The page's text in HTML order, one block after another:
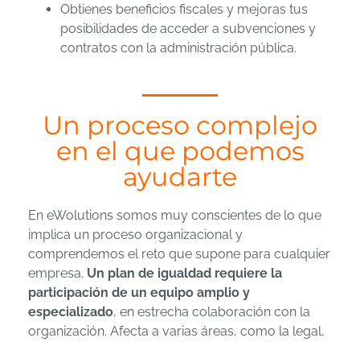
Obtienes beneficios fiscales y mejoras tus
posibilidades de acceder a subvenciones y
contratos con la administración pública.
Un proceso complejo
en el que podemos
ayudarte
En eWolutions somos muy conscientes de lo que
implica un proceso organizacional y
comprendemos el reto que supone para cualquier
empresa. Un plan de igualdad requiere la
participación de un equipo amplio y
especializado, en estrecha colaboración con la
organización. Afecta a varias áreas, como la legal,